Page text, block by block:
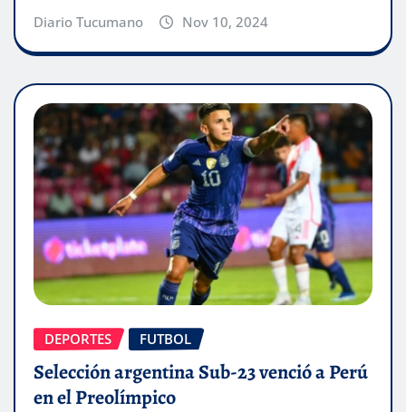
Diario Tucumano Nov 10, 2024
DEPORTES FUTBOL
Selección argentina Sub-23 venció a Perú
en el Preolímpico